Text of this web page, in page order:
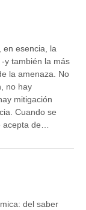
en esencia, la
y también la más
la amenaza. No
no hay
mitigación
Cuando se
de…
del saber